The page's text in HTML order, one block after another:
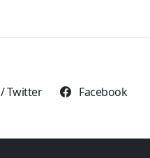
/ Twitter Facebook